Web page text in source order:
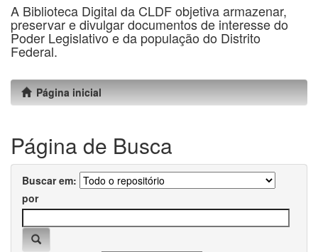
A Biblioteca Digital da CLDF objetiva armazenar,
preservar e divulgar documentos de interesse do
Poder Legislativo e da população do Distrito
Federal.
Página inicial
Página de Busca
Buscar em:
por